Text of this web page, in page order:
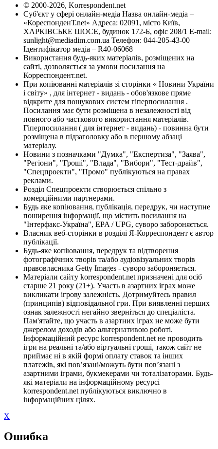
© 2000-2026, Korrespondent.net
Суб'єкт у сфері онлайн-медіа Назва онлайн-медіа –
«КореспонденТ.net» Адреса: 02091, місто Київ,
ХАРКІВСЬКЕ ШОСЕ, будинок 172-Б, офіс 208/1 E-mail:
sunlight@mediadim.com.ua Телефон: 044-205-43-00
Ідентифікатор медіа – R40-06068
Використання будь-яких матеріалів, розміщених на
сайті, дозволяється за умови посилання на
Корреспондент.net.
При копіюванні матеріалів зі сторінки « Новини України
і світу» , для інтернет - видань - обов'язкове пряме
відкрите для пошукових систем гіперпосилання .
Посилання має бути розміщена в незалежності від
повного або часткового використання матеріалів.
Гіперпосилання ( для інтернет - видань) - повинна бути
розміщена в підзаголовку або в першому абзаці
матеріалу.
Новини з позначками "Думка", "Експертиза", "Заява",
"Регіони", "Гроші", "Влада", "Вибори", "Тест-драйв",
"Спецпроекти", "Промо" публікуються на правах
реклами.
Розділ Спецпроекти створюється спільно з
комерційними партнерами.
Будь яке копіювання, публікація, передрук, чи наступне
поширення інформації, що містить посилання на
"Інтерфакс-Україна", EPA / UPG, суворо забороняється.
Власник веб-сторінки в розділі Я-Корреспондент є автор
публікації.
Будь-яке копіювання, передрук та відтворення
фотографічних творів та/або аудіовізуальних творів
правовласника Getty Images - суворо забороняється.
Матеріали сайту korrespondent.net призначені для осіб
старше 21 року (21+). Участь в азартних іграх може
викликати ігрову залежність. Дотримуйтесь правил
(принципів) відповідальної гри. При виявленні перших
ознак залежності негайно зверніться до спеціаліста.
Пам'ятайте, що участь в азартних іграх не може бути
джерелом доходів або альтернативою роботі.
Інформаційний ресурс korrespondent.net не проводить
ігри на реальні та/або віртуальні гроші, також сайт не
приймає ні в якій формі оплату ставок та інших
платежів, які пов’язані/можуть бути пов’язані з
азартними іграми, букмекерами чи тоталізаторами. Будь-
які матеріали на інформаційному ресурсі
korrespondent.net публікуються виключно в
інформаційних цілях.
X
Ошибка